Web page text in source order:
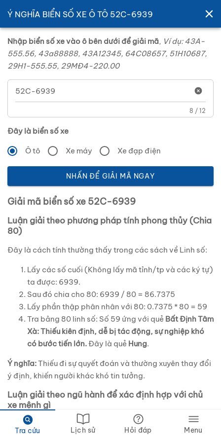
Ý NGHĨA BIỂN SỐ XE Ô TÔ 52C-6939
Nhập biển số xe vào ô bên dưới để giải mã, Ví dụ: 43A-
555.56, 43a88888, 43A12345, 64C08657, 51H10687,
29H1-555.55, 29MĐ4-220.00
8 / 12
Đây là biển số xe
Ô tô Xe máy Xe đạp điện
NHẤN ĐỂ GIẢI MÃ NGAY
Giải mã biển số xe 52C-6939
Luận giải theo phương pháp tính phong thủy (Chia
80)
Đây là cách tính thường thấy trong các sách về Linh số:
Lấy các số cuối (Không lấy mã tỉnh/tp và các ký tự)
ta được: 6939.
Sau đó chia cho 80: 6939 / 80 = 86.7375
Lấy phần thập phân nhân với 80: 0.7375 * 80 = 59
Tra bảng 80 linh số: Số 59 ứng với quẻ Bất Định Tâm
Xà: Thiếu kiên định, dễ bị tác động, sự nghiệp khó
có bước tiến lớn.Đây là quẻ Hung.
Ý nghĩa:Thiếu đi sự quyết đoán và thường xuyên thay đổi
ý định, khiến người khác khó tin tưởng.
Luận giải theo ngũ hành để xác định hợp với chủ
xe mệnh gì
Mỗi con số trên biển xe không chỉ là những con số vô tri,
mà còn mang trong mình năng lượng của Ngũ hành. Theo
Tra cứu Lịch sử Hỏi đáp Menu